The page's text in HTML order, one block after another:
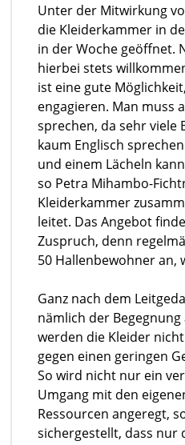
Unter der Mitwirkung
die Kleiderkammer in
in der Woche geöffnet.
hierbei stets
ist eine gute
engagieren. Man muss
sprechen, da sehr viele
kaum Englisch
und einem Lächeln
so Petra Mihambo-
Kleiderkammer
leitet. Das Angebot
Zuspruch, denn
50 Hallenbewohner an,
Ganz nach dem
nämlich der
werden die Kleider
gegen einen geringen
So wird nicht nur ein
Umgang mit den
Ressourcen angeregt,
sichergestellt, dass nur